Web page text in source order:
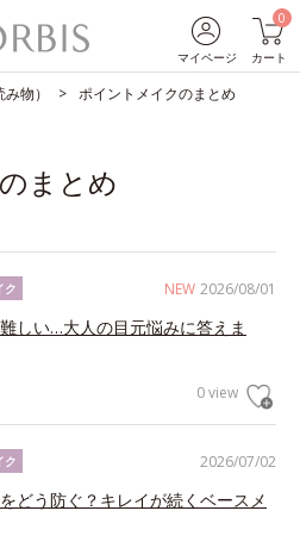
マイページ
0
カート
物） ポイントメイクのまとめ
まとめ
NEW 2026/08/01
ク
しい…大人の目元悩みに答えま
0 view
2026/07/02
ク
どう防ぐ？キレイが続くベースメ